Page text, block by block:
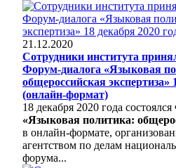
21.12.2020
Сотрудники института
Форум-диалога «Языковая
общероссийская экспертиза»
(онлайн-формат)
18 декабря 2020 года состоялся
«Языковая политика:
в онлайн-формате,
агентством по делам
форума...